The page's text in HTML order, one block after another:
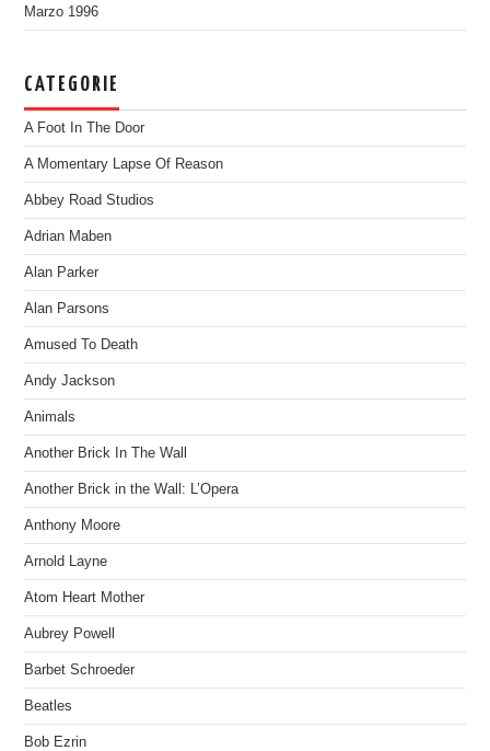
Marzo 1996
CATEGORIE
A Foot In The Door
A Momentary Lapse Of Reason
Abbey Road Studios
Adrian Maben
Alan Parker
Alan Parsons
Amused To Death
Andy Jackson
Animals
Another Brick In The Wall
Another Brick in the Wall: L’Opera
Anthony Moore
Arnold Layne
Atom Heart Mother
Aubrey Powell
Barbet Schroeder
Beatles
Bob Ezrin